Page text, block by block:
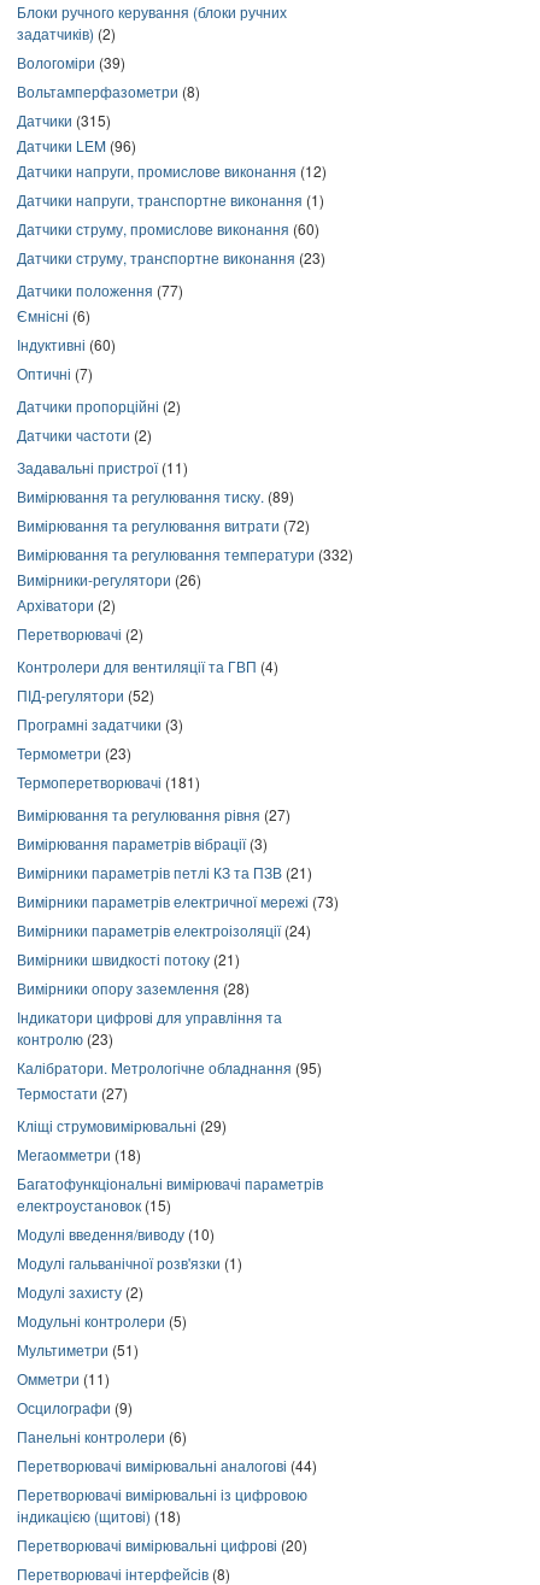
Блоки ручного керування (блоки ручних
задатчиків) (2)
Вологоміри (39)
Вольтамперфазометри (8)
Датчики (315)
Датчики LEM (96)
Датчики напруги, промислове виконання (12)
Датчики напруги, транспортне виконання (1)
Датчики струму, промислове виконання (60)
Датчики струму, транспортне виконання (23)
Датчики положення (77)
Ємнісні (6)
Індуктивні (60)
Оптичні (7)
Датчики пропорційні (2)
Датчики частоти (2)
Задавальні пристрої(11)
Вимірювання та регулювання тиску. (89)
Вимірювання та регулювання витрати (72)
Вимірювання та регулювання температури (332)
Вимірники-регулятори (26)
Архіватори (2)
Перетворювачі (2)
Контролери для вентиляції та ГВП (4)
ПІД-регулятори (52)
Програмні задатчики (3)
Термометри (23)
Термоперетворювачі (181)
Вимірювання та регулювання рівня (27)
Вимірювання параметрів вібрації(3)
Вимірники параметрів петлі КЗ та ПЗВ (21)
Вимірники параметрів електричної мережі (73)
Вимірники параметрів електроізоляції(24)
Вимірники швидкості потоку (21)
Вимірники опору заземлення (28)
Індикатори цифрові для управління та
контролю (23)
Калібратори. Метрологічне обладнання (95)
Термостати (27)
Кліщі струмовимірювальні (29)
Мегаомметри (18)
Багатофункціональні вимірювачі параметрів
електроустановок (15)
Модулі введення/виводу (10)
Модулі гальванічної розв'язки (1)
Модулі захисту (2)
Модульні контролери (5)
Мультиметри (51)
Омметри (11)
Осцилографи (9)
Панельні контролери (6)
Перетворювачі вимірювальні аналогові (44)
Перетворювачі вимірювальні із цифровою
індикацією (щитові) (18)
Перетворювачі вимірювальні цифрові (20)
Перетворювачі інтерфейсів (8)